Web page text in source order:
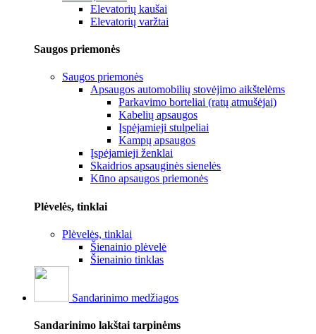
Elevatorių kaušai
Elevatorių varžtai
Saugos priemonės
Saugos priemonės
Apsaugos automobilių stovėjimo aikštelėms
Parkavimo borteliai (ratų atmušėjai)
Kabelių apsaugos
Įspėjamieji stulpeliai
Kampų apsaugos
Įspėjamieji ženklai
Skaidrios apsauginės sienelės
Kūno apsaugos priemonės
Plėvelės, tinklai
Plėvelės, tinklai
Šienainio plėvelė
Šienainio tinklas
Sandarinimo medžiagos
Sandarinimo lakštai tarpinėms